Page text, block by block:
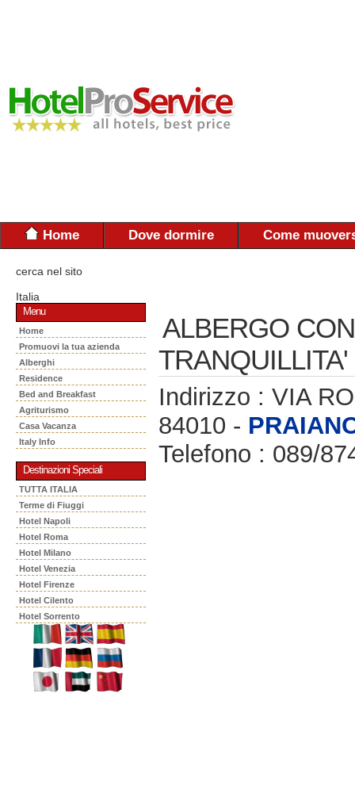
Home Dove dormire Come
cerca nel sito
Italia
Menu
Home
Promuovi la tua azienda
Alberghi
Residence
Bed and Breakfast
Agriturismo
Casa Vacanza
Italy Info
Destinazioni Speciali
TUTTA ITALIA
Terme di Fiuggi
Hotel Napoli
Hotel Roma
Hotel Milano
Hotel Venezia
Hotel Firenze
Hotel Cilento
Hotel Sorrento
ALBERGO
TRANQUILLITA'
Indirizzo : VIA
84010 -
Telefono : 089/